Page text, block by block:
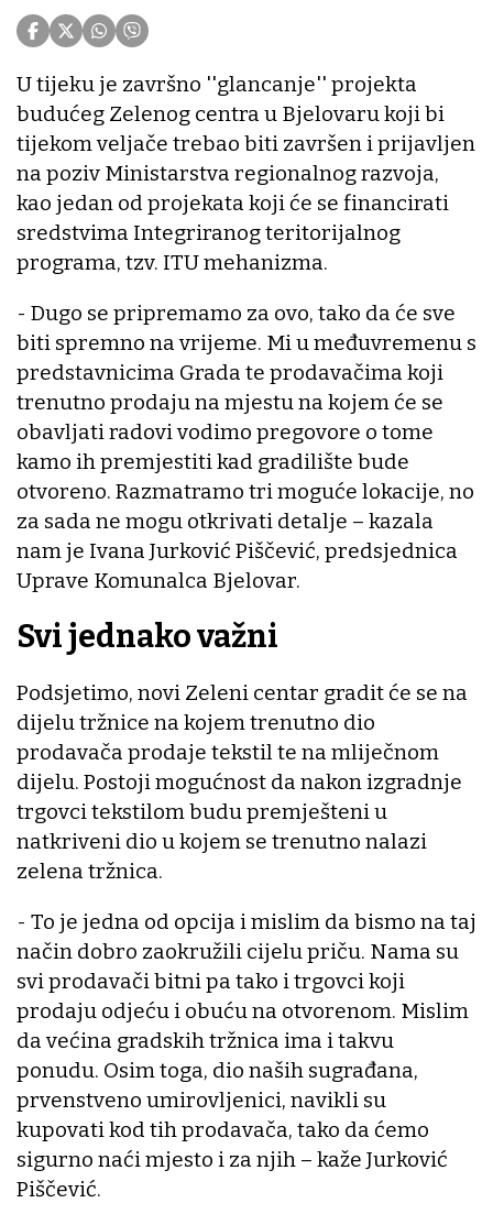
U tijeku je završno ''glancanje'' projekta
budućeg Zelenog centra u Bjelovaru koji bi
tijekom veljače trebao biti završen i prijavljen
na poziv Ministarstva regionalnog razvoja,
kao jedan od projekata koji će se financirati
sredstvima Integriranog teritorijalnog
programa, tzv. ITU mehanizma.
- Dugo se pripremamo za ovo, tako da će sve
biti spremno na vrijeme. Mi u međuvremenu s
predstavnicima Grada te prodavačima koji
trenutno prodaju na mjestu na kojem će se
obavljati radovi vodimo pregovore o tome
kamo ih premjestiti kad gradilište bude
otvoreno. Razmatramo tri moguće lokacije, no
za sada ne mogu otkrivati detalje – kazala
nam je Ivana Jurković Piščević, predsjednica
Uprave Komunalca Bjelovar.
Svi jednako važni
Podsjetimo, novi Zeleni centar gradit će se na
dijelu tržnice na kojem trenutno dio
prodavača prodaje tekstil te na mliječnom
dijelu. Postoji mogućnost da nakon izgradnje
trgovci tekstilom budu premješteni u
natkriveni dio u kojem se trenutno nalazi
zelena tržnica.
- To je jedna od opcija i mislim da bismo na taj
način dobro zaokružili cijelu priču. Nama su
svi prodavači bitni pa tako i trgovci koji
prodaju odjeću i obuću na otvorenom. Mislim
da većina gradskih tržnica ima i takvu
ponudu. Osim toga, dio naših sugrađana,
prvenstveno umirovljenici, navikli su
kupovati kod tih prodavača, tako da ćemo
sigurno naći mjesto i za njih – kaže Jurković
Piščević.